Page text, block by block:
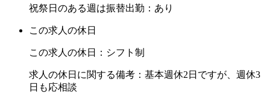
祝祭日のある週は振替出勤：あり
この求人の休日
この求人の休日：シフト制
求人の休日に関する備考：基本週休2日ですが、週休3
日も応相談